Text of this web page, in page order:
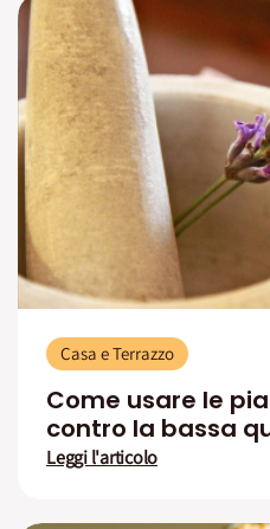
Casa e Terrazzo
Come usare le
contro la bassa
Leggi l'articolo